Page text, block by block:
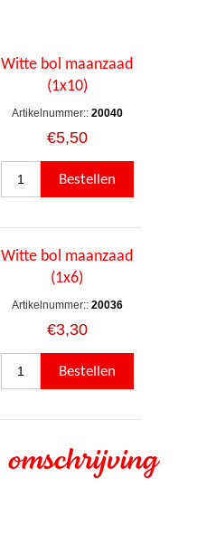
Witte bol maanzaad
(1x10)
Artikelnummer:: 20040
€5,50
Witte bol maanzaad
(1x6)
Artikelnummer:: 20036
€3,30
omschrijving